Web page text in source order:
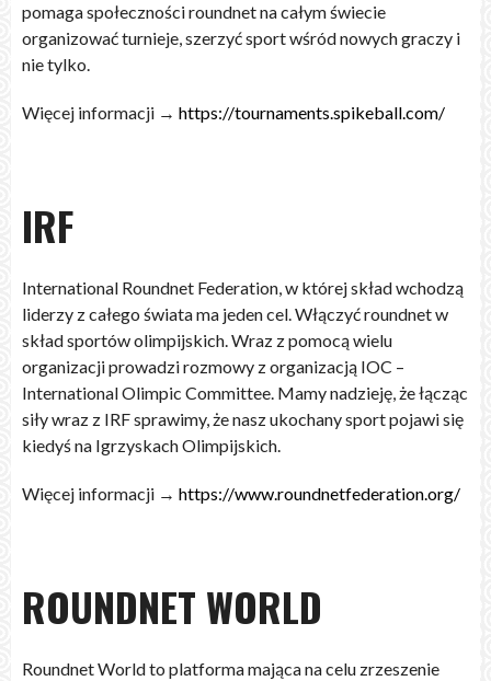
pomaga społeczności roundnet na całym świecie
organizować turnieje, szerzyć sport wśród nowych graczy i
nie tylko.
Więcej informacji → https://tournaments.spikeball.com/
IRF
International Roundnet Federation, w której skład wchodzą
liderzy z całego świata ma jeden cel. Włączyć roundnet w
skład sportów olimpijskich. Wraz z pomocą wielu
organizacji prowadzi rozmowy z organizacją IOC –
International Olimpic Committee. Mamy nadzieję, że łącząc
siły wraz z IRF sprawimy, że nasz ukochany sport pojawi się
kiedyś na Igrzyskach Olimpijskich.
Więcej informacji → https://www.roundnetfederation.org/
ROUNDNET WORLD
Roundnet World to platforma mająca na celu zrzeszenie